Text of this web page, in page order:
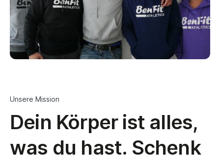
Unsere Mission
Dein Körper ist alles,
was du hast. Schenk